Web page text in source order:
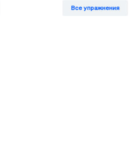
Все упражнения